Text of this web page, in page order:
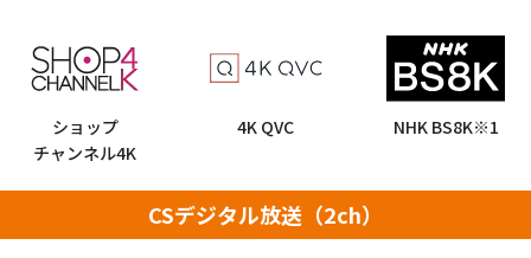
ショップ
チャンネル4K
4K QVC NHK BS8K※1
CSデジタル放送（2ch）